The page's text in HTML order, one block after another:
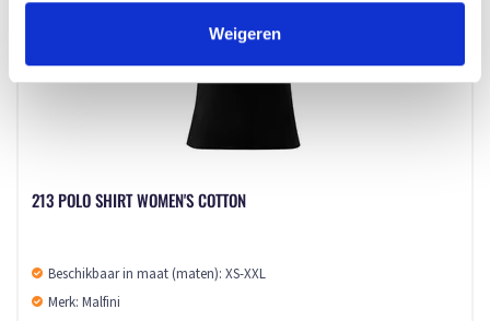
Weigeren
213 POLO SHIRT WOMEN'S COTTON
Beschikbaar in maat (maten): XS-XXL
Merk: Malfini